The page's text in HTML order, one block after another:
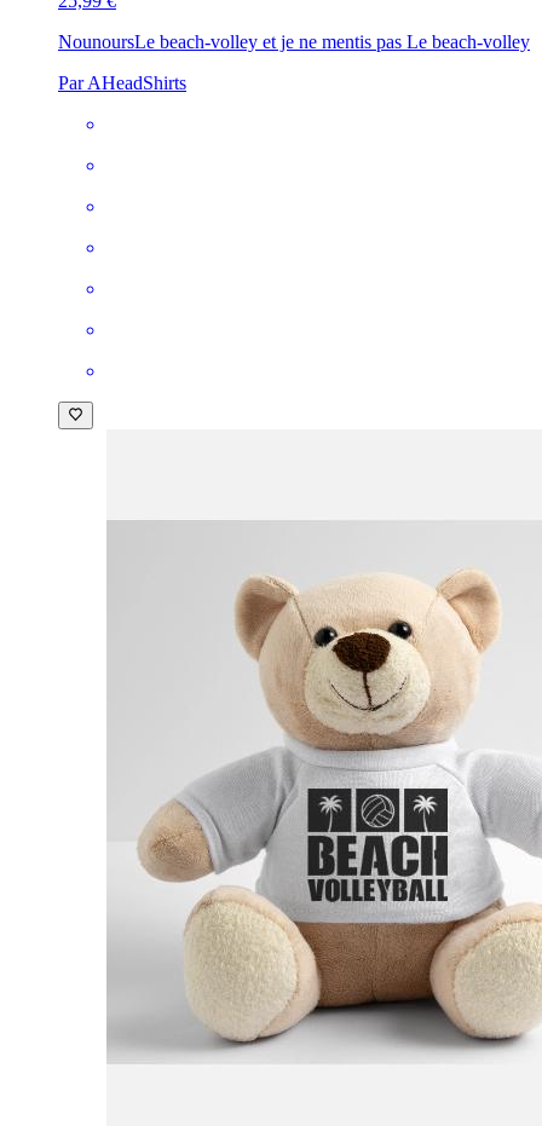
NounoursLe beach-volley et je ne mentis pas Le beach-volley
Par AHeadShirts